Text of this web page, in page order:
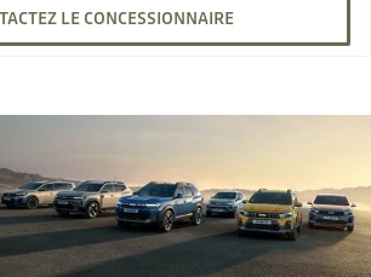
LE CONCESSIONNAIRE